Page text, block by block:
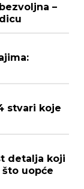
–
stvari koje
detalja koji
uopće